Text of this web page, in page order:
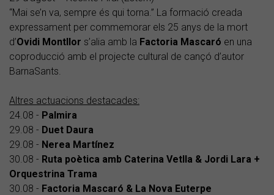
“Mai se’n va, sempre és qui torna.” La formació creada
expressament per commemorar els 25 anys de la mort
d’Ovidi Montllor s’alia amb la Factoria Mascaró en una
coproducció amb el projecte cultural de cançó d’autor
BarnaSants.
Altres actuacions destacades:
24.08 - Palmira
29.08 - Duet Daura
29.08 - Nerea Martínez
30.08 - Ruta poètica amb Caterina Vetlla & Jordi Lara +
Orquestrina Trama
30.08 - Factoria Mascaró & La Nova Euterpe